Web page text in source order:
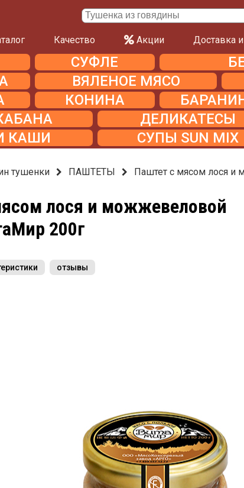
Качество Акции Доставка
СУФЛЕ
ВЯЛЕНОЕ МЯСО
КОНИНА
ДЕЛИКАТЕСЫ
КАШИ
СУПЫ SUN MIX
тушенки ПАШТЕТЫ Паштет с мясом лося и
лося и можжевеловой
200г
отзывы